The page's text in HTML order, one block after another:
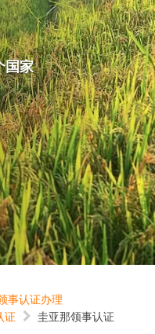
国家
事认证办理
证
圭亚那领事认证